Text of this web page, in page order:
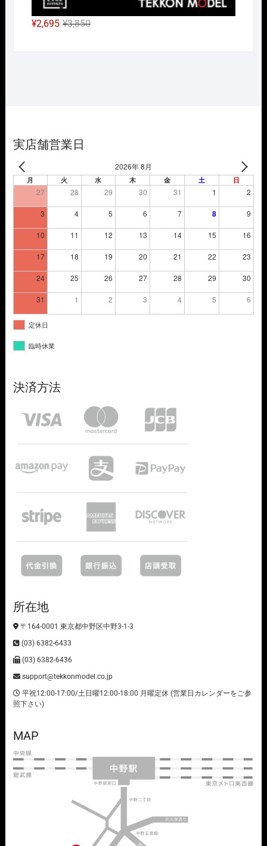
¥3,850元
¥2,695
現
実店舗営業日
2026年 8月
月 火 水 木 金 土 日
27 28 29 30 31 1 2
3 4 5 6 7 8 9
10 11 12 13 14 15 16
17 18 19 20 21 22 23
24 25 26 27 28 29 30
31 1 2 3 4 5 6
定休日
臨時休業
決済方法
所在地
〒164-0001 東京都中野区中野3-1-3
(03) 6382-6433
(03) 6382-6436
support@tekkonmodel.co.jp
平祝12:00-17:00/土日曜12:00-18:00 月曜定休 (営業日カレンダーをご参
照下さい)
MAP